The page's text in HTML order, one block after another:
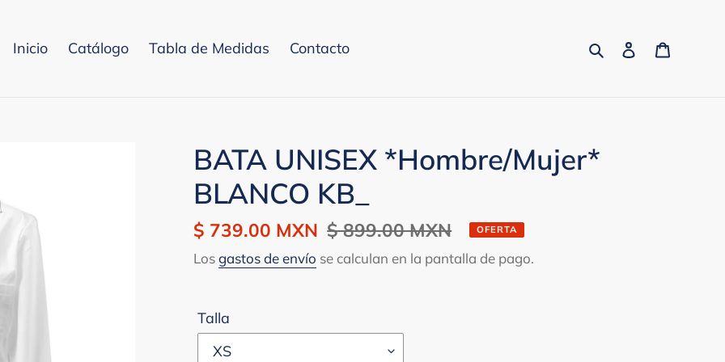
Inicio Catálogo Tabla de Medidas Contacto BuscarIngresar
BATA UNISEX *Hombre/Mujer*
BLANCO KB_
Precio
de
$ 739.00 MXN Precio
habitual
$ 899.00 MXN OFERTA
Losgastos de envío se calculan en la pantalla de pago.
Talla